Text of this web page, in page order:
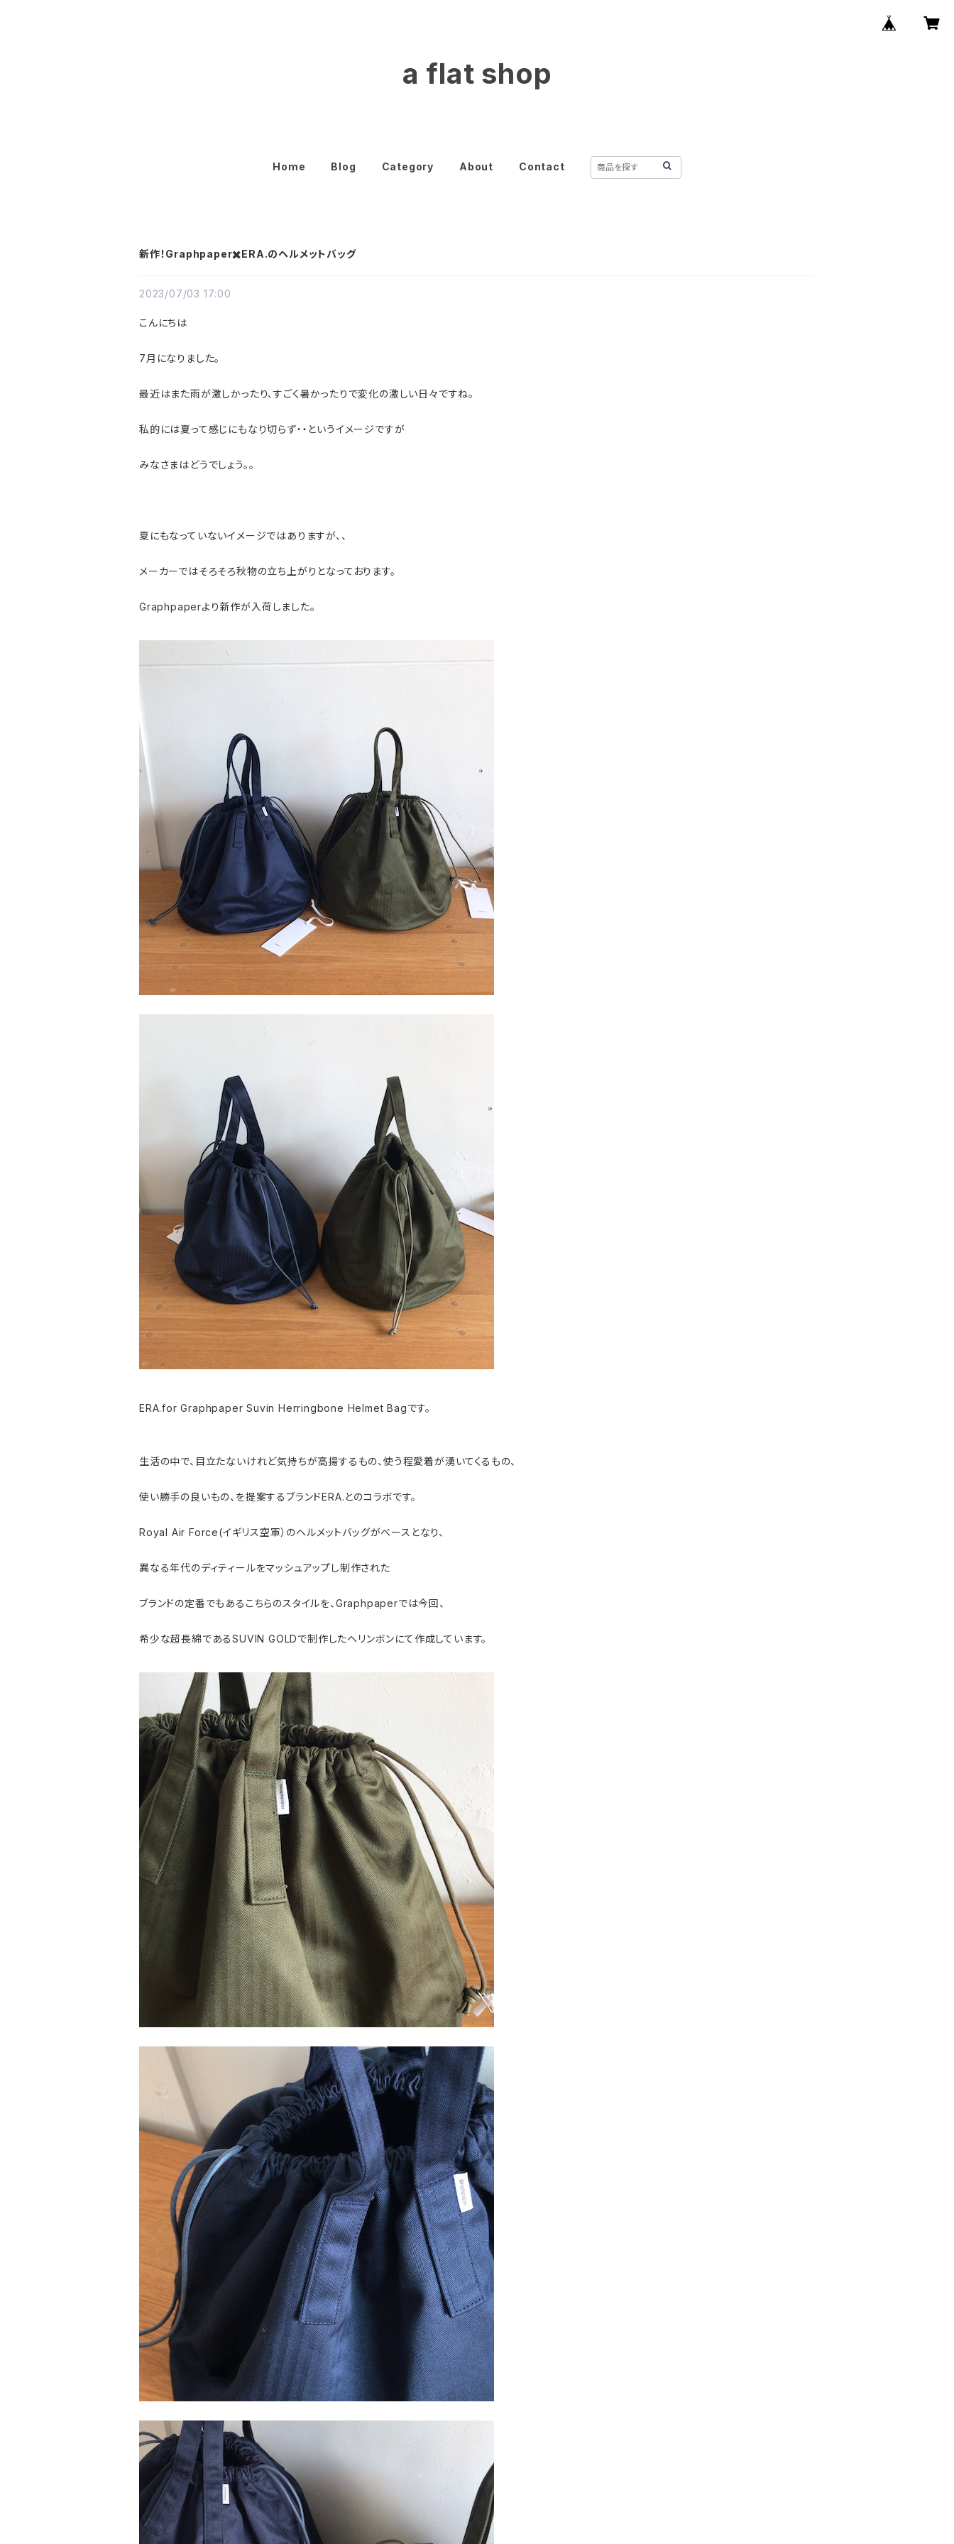
a flat shop
Home Blog Category About Contact
新作！Graphpaper✖️ERA.のヘルメットバッグ
2023/07/03 17:00
こんにちは
7月になりました。
最近はまた雨が激しかったり、すごく暑かったりで変化の激しい日々ですね。
私的には夏って感じにもなり切らず・・というイメージですが
みなさまはどうでしょう。。
夏にもなっていないイメージではありますが、、
メーカーではそろそろ秋物の立ち上がりとなっております。
Graphpaperより新作が入荷しました。
ERA.for Graphpaper Suvin Herringbone Helmet Bagです。
生活の中で、目立たないけれど気持ちが高揚するもの、使う程愛着が湧いてくるもの、
使い勝手の良いもの、を提案するブランドERA.とのコラボです。
Royal Air Force(イギリス空軍）のヘルメットバッグがベースとなり、
異なる年代のディティールをマッシュアップし制作された
ブランドの定番でもあるこちらのスタイルを、Graphpaperでは今回、
希少な超長綿であるSUVIN GOLDで制作したヘリンボンにて作成しています。